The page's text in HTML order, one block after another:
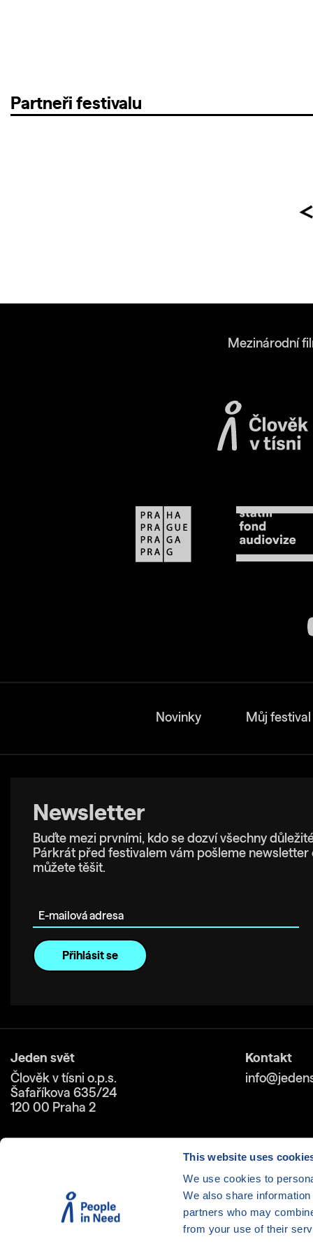
This website uses
We use cookies to
We also share
partners who may
from your use of their
Partneři festivalu
Mezinárodní
Novinky Můj festival
Newsletter
Buďte mezi prvními, kdo se dozví všechny
Párkrát před festivalem vám pošleme newsletter
můžete těšit.
Jeden svět
Člověk v tísni o.p.s.
Šafaříkova 635/24
120 00 Praha 2
Kontakt
Cookies| © 1999-2026